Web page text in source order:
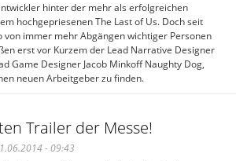
hinter der mehr als erfolgreichen
hochgepriesenen The Last of Us. Doch seit
von immer mehr Abgängen wichtiger Personen
erst vor Kurzem der Lead Narrative Designer
Game Designer Jacob Minkoff Naughty Dog,
neuen Arbeitgeber zu finden.
Trailer der Messe!
- 09:43